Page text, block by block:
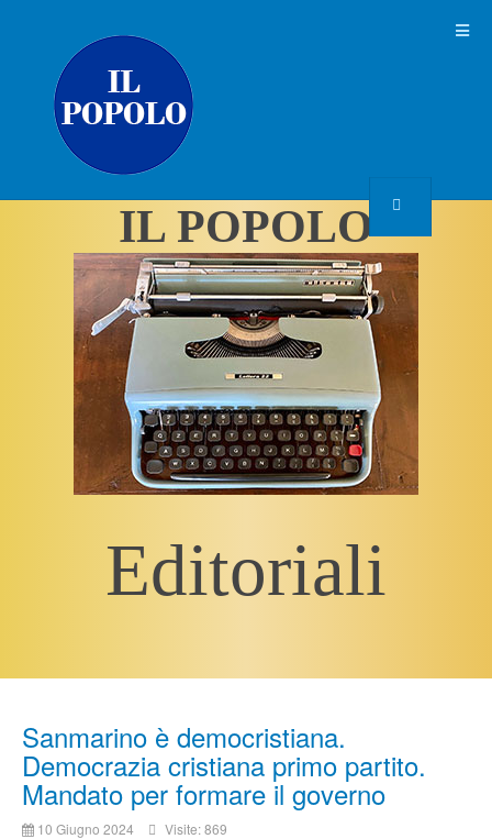
IL POPOLO
Editoriali
Sanmarino è democristiana.
Democrazia cristiana primo partito.
Mandato per formare il governo
10 Giugno 2024 Visite: 869